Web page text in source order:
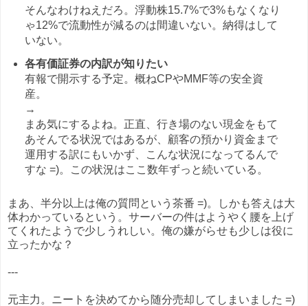
そんなわけねえだろ。浮動株15.7%で3%もなくなり
ゃ12%で流動性が減るのは間違いない。納得はして
いない。
各有価証券の内訳が知りたい
有報で開示する予定。概ねCPやMMF等の安全資
産。
→
まあ気にするよね。正直、行き場のない現金をもて
あそんでる状況ではあるが、顧客の預かり資金まで
運用する訳にもいかず、こんな状況になってるんで
すな =)。この状況はここ数年ずっと続いている。
まあ、半分以上は俺の質問という茶番 =)。しかも答えは大
体わかっているという。サーバーの件はようやく腰を上げ
てくれたようで少しうれしい。俺の嫌がらせも少しは役に
立ったかな？
---
元主力。ニートを決めてから随分売却してしまいました =)